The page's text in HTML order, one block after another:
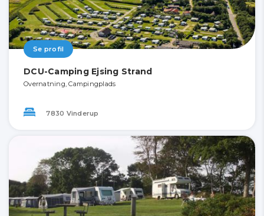
Se profil
DCU-Camping Ejsing Strand
Overnatning, Campingplads
7830 Vinderup